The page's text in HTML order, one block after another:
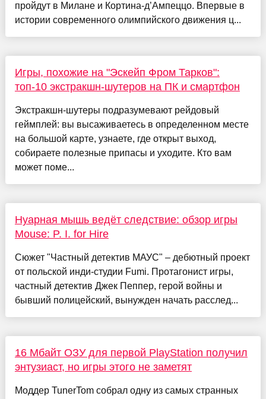
пройдут в Милане и Кортина-д’Ампеццо. Впервые в
истории современного олимпийского движения ц...
Игры, похожие на "Эскейп Фром Тарков":
топ-10 экстракшн-шутеров на ПК и смартфон
Экстракшн-шутеры подразумевают рейдовый
геймплей: вы высаживаетесь в определенном месте
на большой карте, узнаете, где открыт выход,
собираете полезные припасы и уходите. Кто вам
может поме...
Нуарная мышь ведёт следствие: обзор игры
Mouse: P. I. for Hire
Сюжет "Частный детектив МАУС" – дебютный проект
от польской инди-студии Fumi. Протагонист игры,
частный детектив Джек Пеппер, герой войны и
бывший полицейский, вынужден начать расслед...
16 Мбайт ОЗУ для первой PlayStation получил
энтузиаст, но игры этого не заметят
Моддер TunerTom собрал одну из самых странных